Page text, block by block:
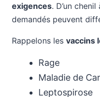
exigences. D’un
demandés peuvent
Rappelons les vaccins
Rage
Maladie de
Leptospirose